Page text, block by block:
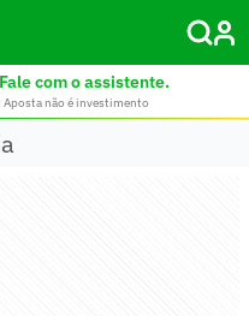
Fale com o assistente.
não é investimento